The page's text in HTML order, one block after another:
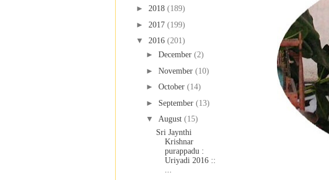
► 2018 (189)
► 2017 (199)
▼ 2016 (201)
► December (2)
► November (10)
► October (14)
► September (13)
▼ August (15)
Sri Jaynthi
Krishnar
purappadu :
Uriyadi 2016 ::
...